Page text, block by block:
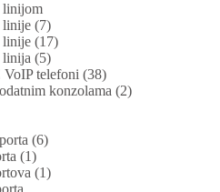
linijom
linije (7)
linije (17)
linija (5)
VoIP telefoni (38)
konzolama (2)
(6)
(1)
(1)